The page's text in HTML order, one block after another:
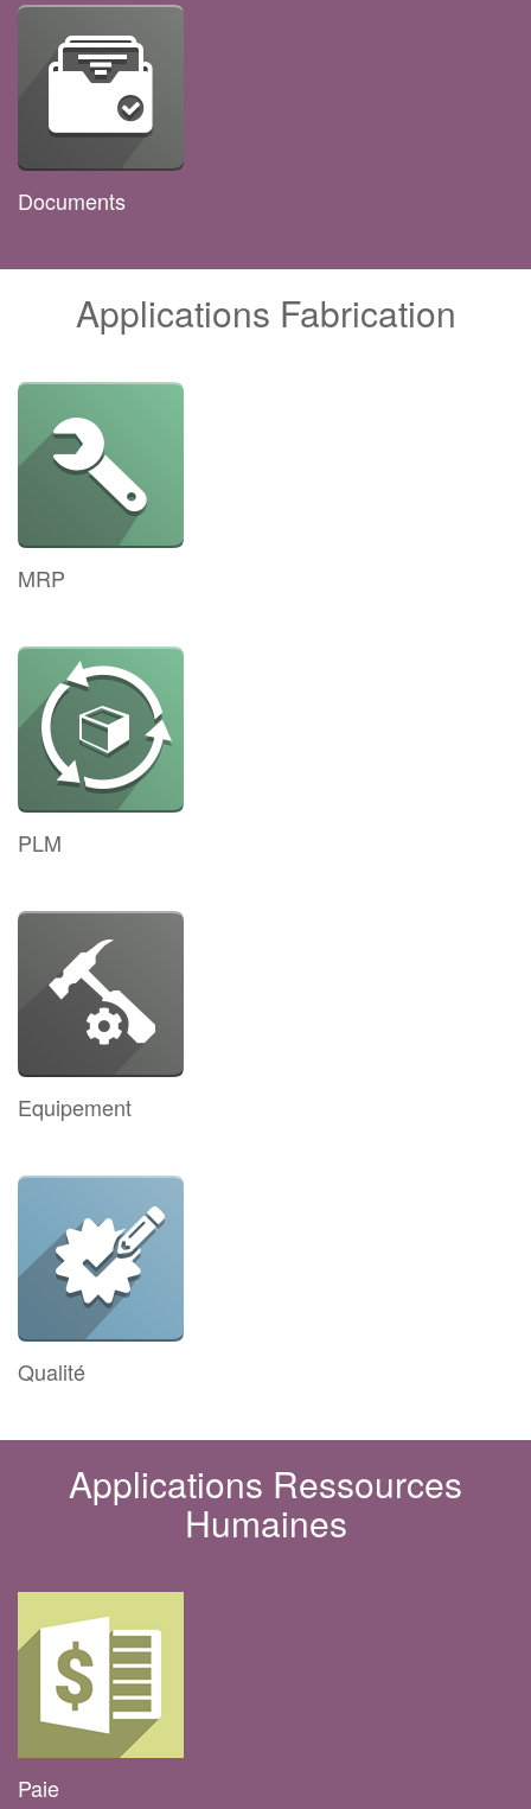
Documents
Applications Fabrication
MRP
PLM
Equipement
Qualité
Applications Ressources
Humaines
Paie